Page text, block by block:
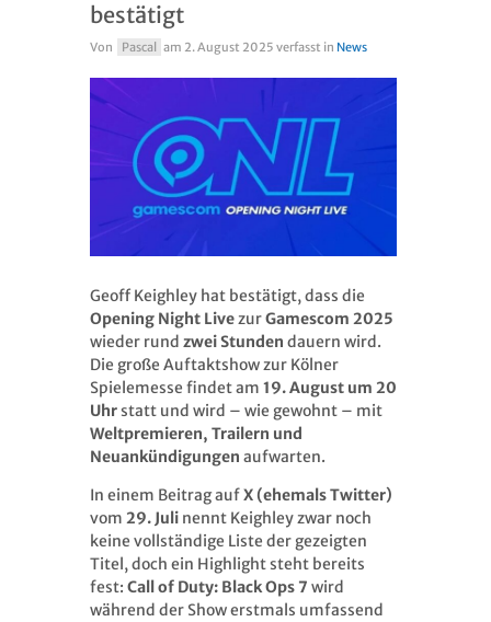
bestätigt
Von Pascal am 2. August 2025 verfasst in News
Geoff Keighley hat bestätigt, dass die
Opening Night LivezurGamescom 2025
wieder rund zwei Stunden dauern wird.
Die große Auftaktshow zur Kölner
Spielemesse findet am 19. August um 20
Uhrstatt und wird – wie gewohnt – mit
Weltpremieren, Trailern und
Neuankündigungen aufwarten.
In einem Beitrag aufX (ehemals Twitter)
vom 29. Juli nennt Keighley zwar noch
keine vollständige Liste der gezeigten
Titel, doch ein Highlight steht bereits
fest: Call of Duty: Black Ops 7 wird
während der Show erstmals umfassend